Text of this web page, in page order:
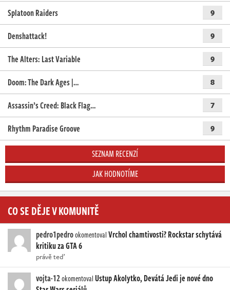
Splatoon Raiders 9
Denshattack! 9
The Alters: Last Variable 9
Doom: The Dark Ages |… 8
Assassin’s Creed: Black Flag… 7
Rhythm Paradise Groove 9
SEZNAM RECENZÍ
JAK HODNOTÍME
CO SE DĚJE V KOMUNITĚ
pedro1pedrookomentovalVrchol chamtivosti? Rockstar schytává
kritiku za GTA 6
právě teď
vojta-12okomentovalUstup Akolytko, Devátá Jedi je nové dno